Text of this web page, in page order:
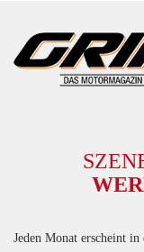
Jeden Monat erscheint in